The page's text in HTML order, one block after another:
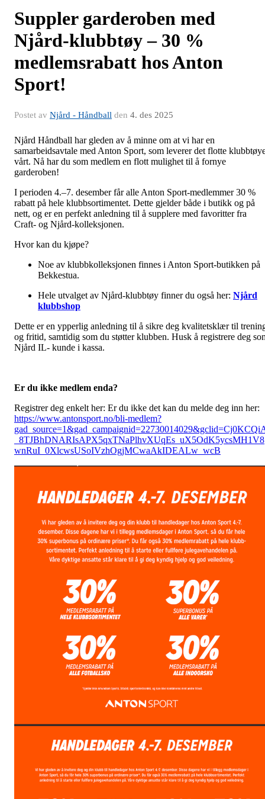
Suppler garderoben med
Njård-klubbtøy – 30 %
medlemsrabatt hos Anton
Sport!
Postet av Njård - Håndball den 4. des 2025
Njård Håndball har gleden av å minne om at vi har en
samarbeidsavtale med Anton Sport, som leverer det flotte
vårt. Nå har du som medlem en flott mulighet til å fornye
garderoben!
I perioden 4.–7. desember får alle Anton Sport-medlemmer 30 %
rabatt på hele klubbsortimentet. Dette gjelder både i butikk og på
nett, og er en perfekt anledning til å supplere med favoritter fra
Craft- og Njård-kolleksjonen.
Hvor kan du kjøpe?
Noe av klubbkolleksjonen finnes i Anton Sport-butikken på
Bekkestua.
Hele utvalget av Njård-klubbtøy finner du også her: Njård
klubbshop
Dette er en ypperlig anledning til å sikre deg kvalitetsklær til
og fritid, samtidig som du støtter klubben. Husk å registrere deg
Njård IL- kunde i kassa.
Er du ikke medlem enda?
Registrer deg enkelt her: Er du ikke det kan du melde deg inn her:
https://www.antonsport.no/bli-medlem?
_8TJBhDNARIsAPX5qxTNaPlhvXUqEs_uX5OdK5ycsMH1V8
wnRuI_0XlcwsUSoIVzhOgjMCwaAkIDEALw_wcB